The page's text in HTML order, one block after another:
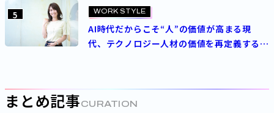
5 WORK STYLE
AI時代だからこそ“人”の価値が高まる現
代、テクノロジー人材の価値を再定義する
まとめ記事 CURATION